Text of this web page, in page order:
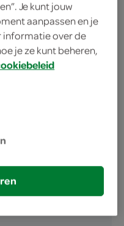
Je kunt jouw
aanpassen en je
informatie over de
je ze kunt beheren,